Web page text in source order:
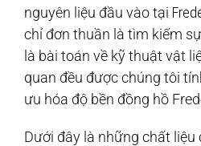
nguyên liệu đầu vào tại
chỉ đơn thuần là tìm kiếm
là bài toán về kỹ thuật vật
quan đều được chúng tôi
ưu hóa độ bền đồng hồ
Dưới đây là những chất liệu